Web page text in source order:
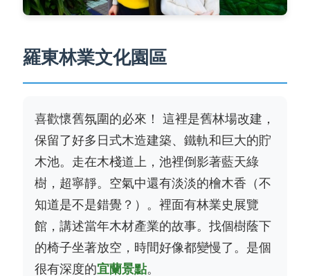
羅東林業文化園區
喜歡懷舊氛圍的必來！
這裡是舊林場改建，
保留了好多日式木造建築、鐵軌和巨大的貯
木池。走在木棧道上，池裡倒影著藍天綠
樹，超寧靜。空氣中還有淡淡的檜木香（不
知道是不是錯覺？）。裡面有林業史展覽
館，講述當年木材產業的故事。找個樹蔭下
的椅子坐著放空，時間好像都變慢了。是個
很有深度的宜蘭景點。